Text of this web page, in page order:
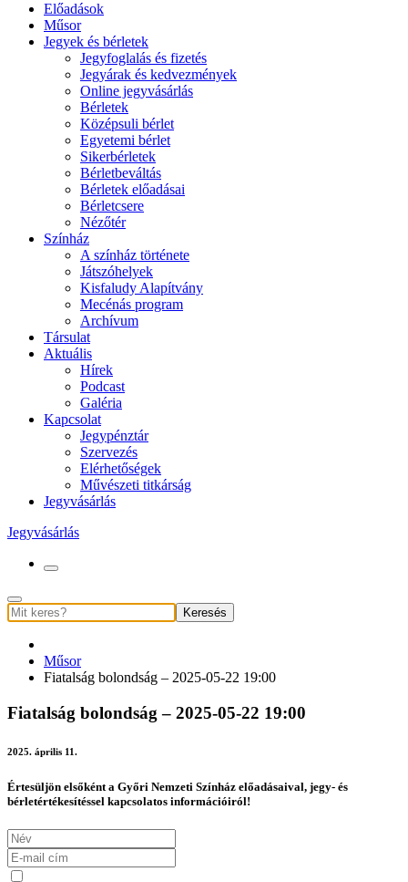
Előadások
Műsor
Jegyek és bérletek
Jegyfoglalás és fizetés
Jegyárak és kedvezmények
Online jegyvásárlás
Bérletek
Középsuli bérlet
Egyetemi bérlet
Sikerbérletek
Bérletbeváltás
Bérletek előadásai
Bérletcsere
Nézőtér
Színház
A színház története
Játszóhelyek
Kisfaludy Alapítvány
Mecénás program
Archívum
Társulat
Aktuális
Hírek
Podcast
Galéria
Kapcsolat
Jegypénztár
Szervezés
Elérhetőségek
Művészeti titkárság
Jegyvásárlás
Jegyvásárlás
Keresés
Műsor
Fiatalság bolondság – 2025-05-22 19:00
Fiatalság bolondság – 2025-05-22 19:00
2025. április 11.
Értesüljön elsőként a Győri Nemzeti Színház előadásaival, jegy- és
bérletértékesítéssel kapcsolatos információiról!